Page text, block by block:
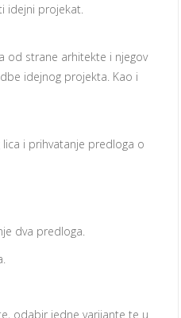
idejni projekat.
od strane arhitekte i njegov
idejnog projekta. Kao i
i prihvatanje predloga o
dva predloga.
odabir jedne varijante te u